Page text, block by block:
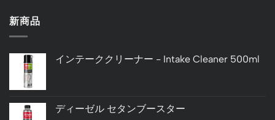
新商品
インテーククリーナー - Intake Cleaner 500ml
ディーゼル セタンブースター